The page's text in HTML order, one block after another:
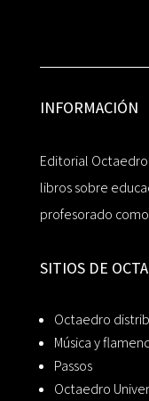
INFORMACIÓN
Editorial
libros sobre
profesorado
SITIOS DE
Octaedro
Música y
Passos
Octaedro